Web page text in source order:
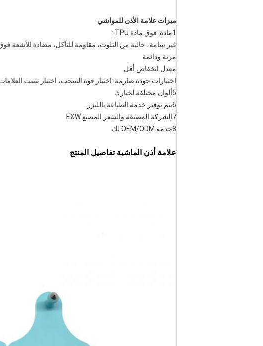
ميزات علامة الأذن للمواشي
1مادة: فوق مادة TPU:
غير سامة، خالية من التلوث، مقاومة للتآكل، مضادة للأشعة
مرنة ودائمة
معدل انخفاض أقل.
اختبارات جودة صارمة: اختبار قوة السحب، اختبار تثبيت
5ألوان مختلفة لخيارك
6يتم توفير خدمة الطباعة بالليزر.
7الشركة المصنعة والسعر المصنع EXW
8خدمة OEM/ODM لك
علامة أذن الماشية تفاصيل المنتج